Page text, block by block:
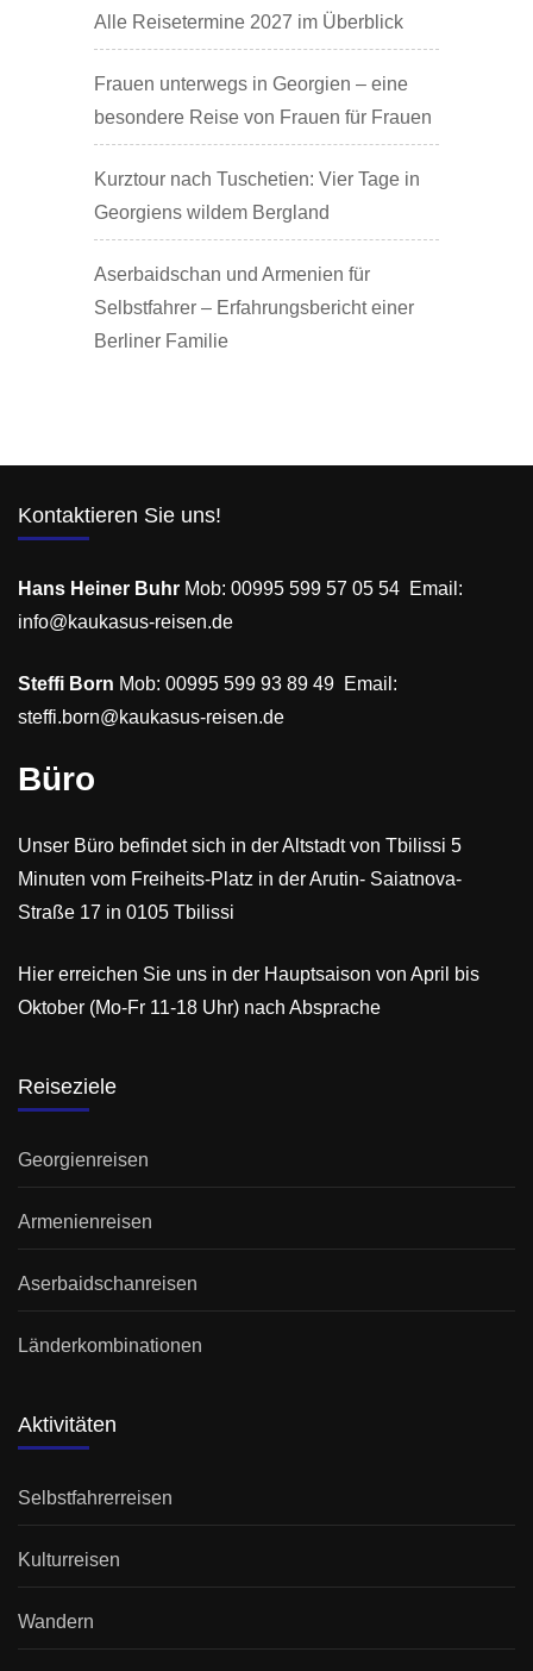
Alle Reisetermine 2027 im Überblick
Frauen unterwegs in Georgien – eine
besondere Reise von Frauen für Frauen
Kurztour nach Tuschetien: Vier Tage in
Georgiens wildem Bergland
Aserbaidschan und Armenien für
Selbstfahrer – Erfahrungsbericht einer
Berliner Familie
Kontaktieren Sie uns!
Hans Heiner Buhr Mob: 00995 599 57 05 54 Email:
info@kaukasus-reisen.de
Steffi Born Mob: 00995 599 93 89 49 Email:
steffi.born@kaukasus-reisen.de
Büro
Unser Büro befindet sich in der Altstadt von Tbilissi 5
Minuten vom Freiheits-Platz in der Arutin- Saiatnova-
Straße 17 in 0105 Tbilissi
Hier erreichen Sie uns in der Hauptsaison von April bis
Oktober (Mo-Fr 11-18 Uhr) nach Absprache
Reiseziele
Georgienreisen
Armenienreisen
Aserbaidschanreisen
Länderkombinationen
Aktivitäten
Selbstfahrerreisen
Kulturreisen
Wandern